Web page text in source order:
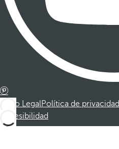
Aviso LegalPolítica de privacidad
Accesibilidad